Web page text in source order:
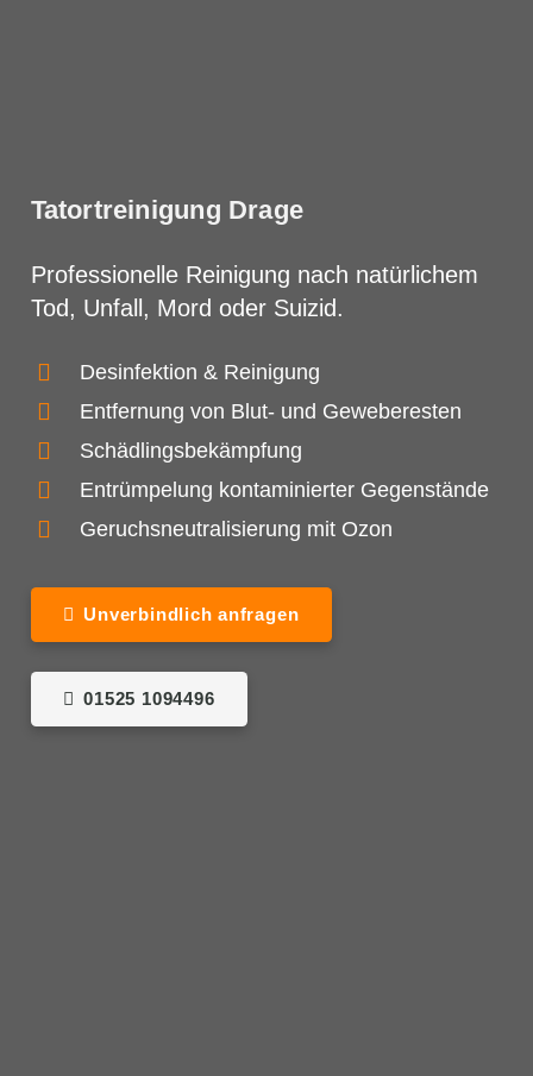
Tatortreinigung Drage
Professionelle Reinigung nach natürlichem
Tod, Unfall, Mord oder Suizid.
Desinfektion & Reinigung
Entfernung von Blut- und Geweberesten
Schädlingsbekämpfung
Entrümpelung kontaminierter Gegenstände
Geruchsneutralisierung mit Ozon
Unverbindlich anfragen
01525 1094496